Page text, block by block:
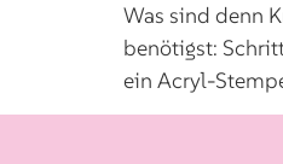
Was sind denn
benötigst:
ein Acryl-